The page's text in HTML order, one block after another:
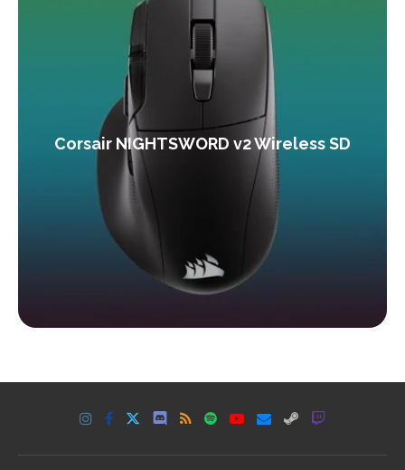
Corsair NIGHTSWORD v2 Wireless SD